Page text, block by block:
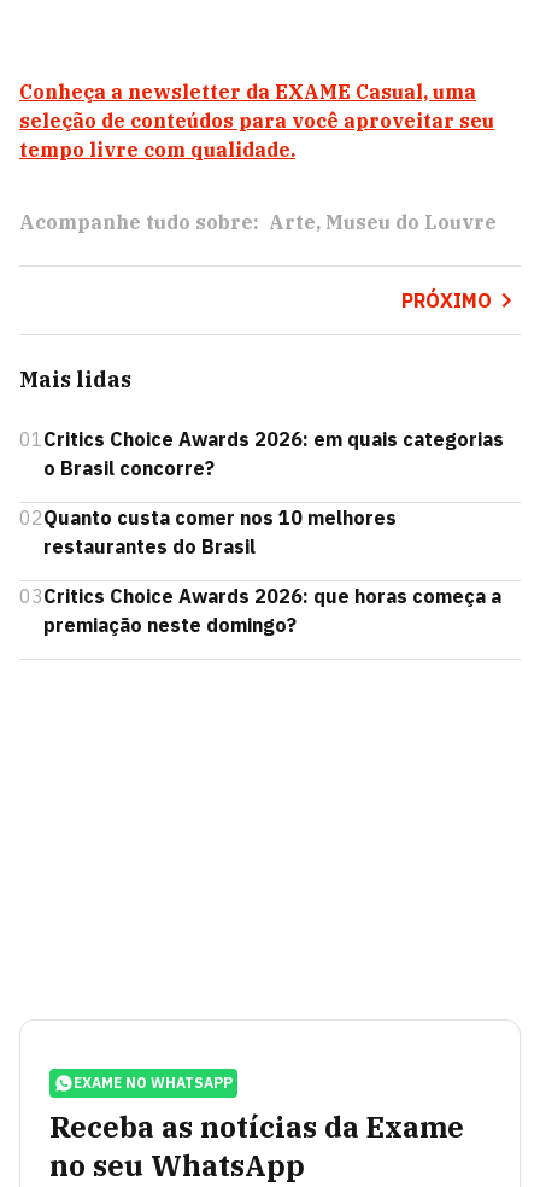
Conheça a newsletter da EXAME Casual, uma
seleção de conteúdos para você aproveitar seu
tempo livre com qualidade.
Acompanhe tudo sobre: Arte Museu do Louvre
PRÓXIMO
Mais lidas
01Critics Choice Awards 2026: em quais categorias
o Brasil concorre?
02Quanto custa comer nos 10 melhores
restaurantes do Brasil
03Critics Choice Awards 2026: que horas começa a
premiação neste domingo?
EXAME NO WHATSAPP
Receba as notícias da Exame
no seu WhatsApp